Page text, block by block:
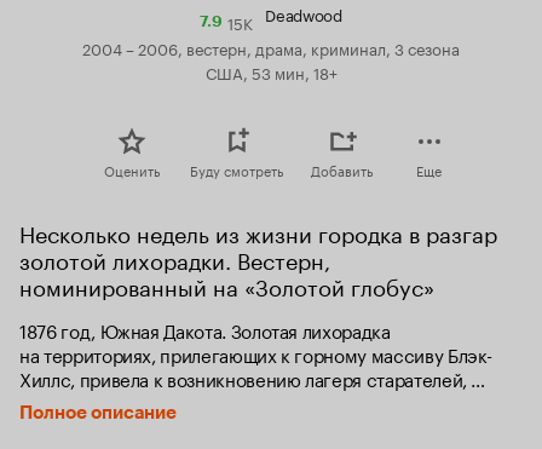
7.9Рейтинг
7.9
15K Deadwood
2004 – 2006, вестерн, драма, криминал, 3 сезона
США, 53 мин, 18+
Оценить Буду смотреть Добавить Еще
Несколько недель из жизни городка в разгар
золотой лихорадки. Вестерн,
номинированный на «Золотой глобус»
1876 год, Южная Дакота. Золотая лихорадка
на территориях, прилегающих к горному массиву Блэк-
Хиллс, привела к возникновению лагеря старателей,
который вскоре превратился в поселение под названием
Дэдвуд. Негласным хозяином населённого пункта
Полное описание